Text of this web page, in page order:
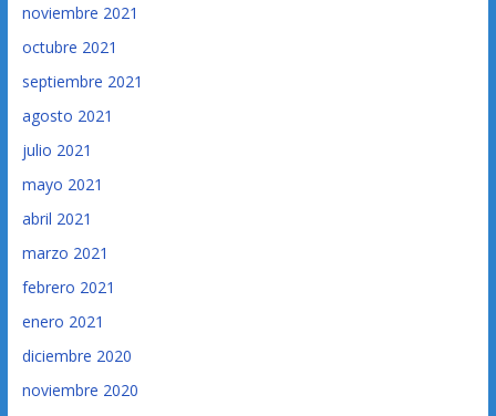
noviembre 2021
octubre 2021
septiembre 2021
agosto 2021
julio 2021
mayo 2021
abril 2021
marzo 2021
febrero 2021
enero 2021
diciembre 2020
noviembre 2020